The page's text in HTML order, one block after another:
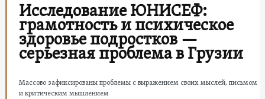
Исследование ЮНИСЕФ:
грамотность и психическое
здоровье подростков —
серьезная проблема в Грузии
Массово зафиксированы проблемы с выражением своих мыслей, письмом
и критическим мышлением